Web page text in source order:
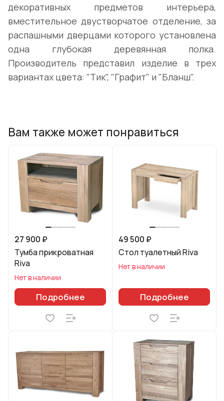
декоративных предметов интерьера,
вместительное двустворчатое отделение, за
распашными дверцами которого установлена
одна глубокая деревянная полка.
Производитель представил изделие в трех
вариантах цвета: "Тик", "Графит" и "Бланш".
Вам также может понравиться
27 900 ₽
Тумба прикроватная
Riva
Нет в наличии
Подробнее
49 500 ₽
Стол туалетный Riva
Нет в наличии
Подробнее